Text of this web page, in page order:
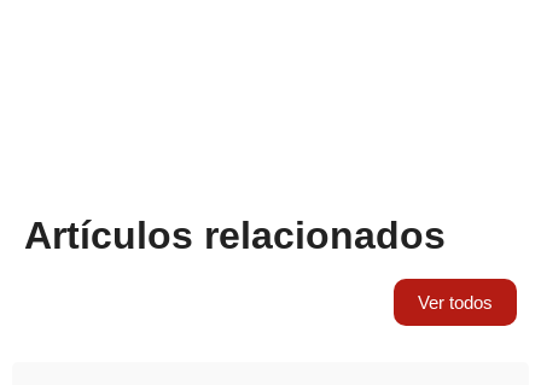
Artículos relacionados
Ver todos